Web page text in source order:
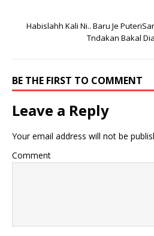
Habislahh Kali Ni.. Baru Je
Tndakan Bakal
BE THE FIRST TO COMMENT
Leave a Reply
Your email address will not be
Comment